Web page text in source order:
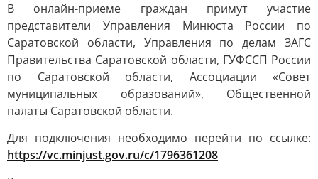
В онлайн-приеме граждан примут участие
представители Управления Минюста России по
Саратовской области, Управления по делам ЗАГС
Правительства Саратовской области, ГУФССП России
по Саратовской области, Ассоциации «Совет
муниципальных образований», Общественной
палаты Саратовской области.
Для подключения необходимо перейти по ссылке:
https://vc.minjust.gov.ru/c/1796361208